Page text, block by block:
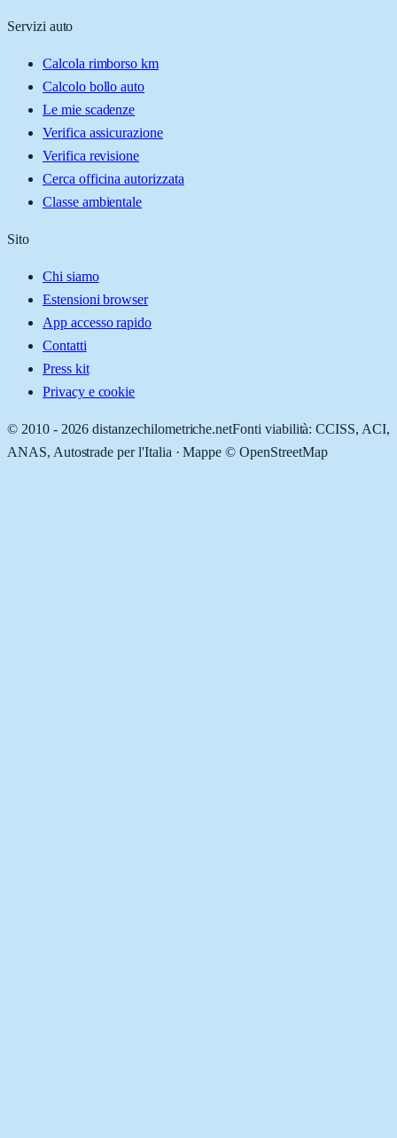
Servizi auto
Calcola rimborso km
Calcolo bollo auto
Le mie scadenze
Verifica assicurazione
Verifica revisione
Cerca officina autorizzata
Classe ambientale
Sito
Chi siamo
Estensioni browser
App accesso rapido
Contatti
Press kit
Privacy e cookie
© 2010 - 2026 distanzechilometriche.netFonti viabilità: CCISS, ACI,
ANAS, Autostrade per l'Italia · Mappe © OpenStreetMap